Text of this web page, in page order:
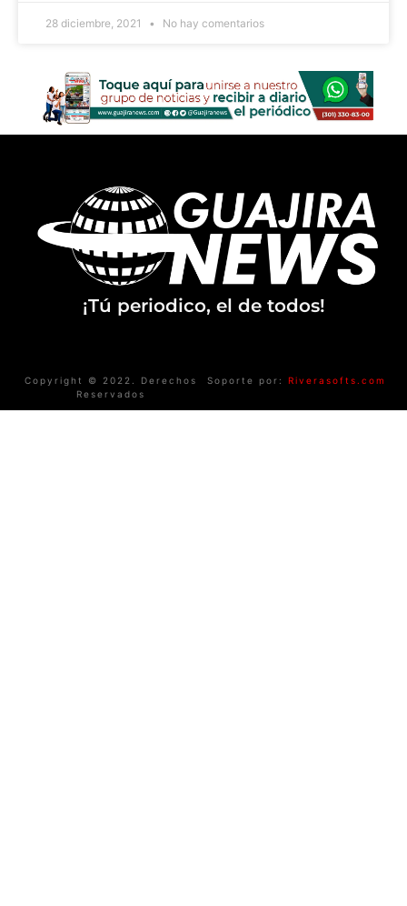
28 diciembre, 2021 No hay comentarios
¡Tú periodico, el de todos!
Copyright © 2022. Derechos
Reservados
Soporte por: Riverasofts.com